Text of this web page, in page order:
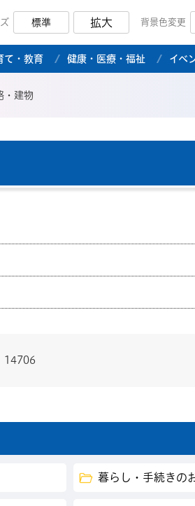
標準 拡大 背景色変更
て・教育 健康・医療・福祉 イベ
・建物
14706
暮らし・手続きの